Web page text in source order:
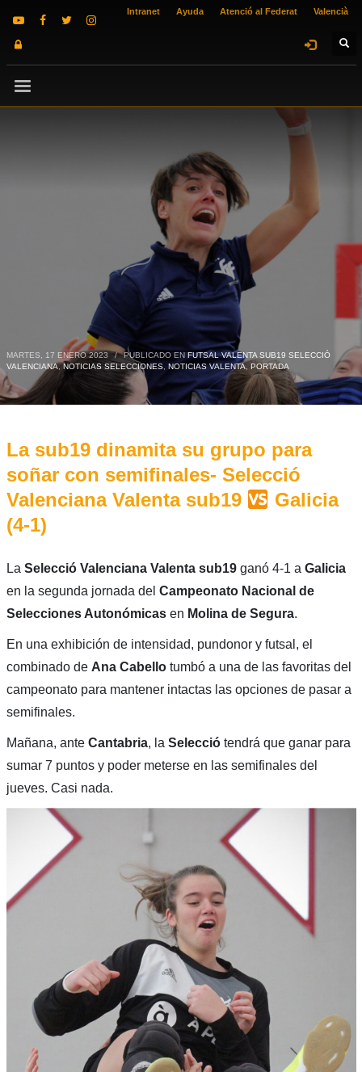
Intranet Ayuda Atenció al Federat Valencià
MARTES, 17 ENERO 2023 / PUBLICADO EN FUTSAL VALENTA SUB19 SELECCIÓ
VALENCIANA, NOTICIAS SELECCIONES, NOTICIAS VALENTA, PORTADA
La sub19 dinamita su grupo para
soñar con semifinales- Selecció
Valenciana Valenta sub19
Galicia
(4-1)
La Selecció Valenciana Valenta sub19 ganó 4-1 a Galicia
en la segunda jornada del Campeonato Nacional de
Selecciones Autonómicasen Molina de Segura.
En una exhibición de intensidad, pundonor y futsal, el
combinado de Ana Cabellotumbó a una de las favoritas del
campeonato para mantener intactas las opciones de pasar a
semifinales.
Mañana, ante Cantabria, la Selecciótendrá que ganar para
sumar 7 puntos y poder meterse en las semifinales del
jueves. Casi nada.